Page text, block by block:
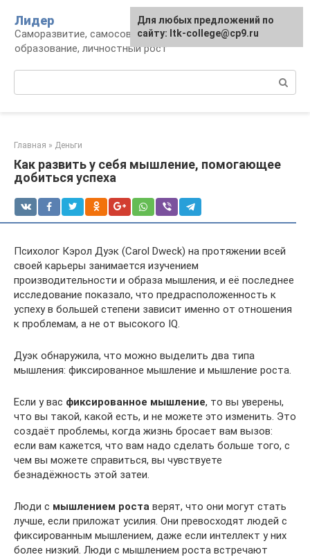
контенту
Лидер
Саморазвитие, самосовершенствование,
образование, личностный рост
Главная » Деньги
Как развить у себя мышление, помогающее
добиться успеха
Психолог Кэрол Дуэк (Carol Dweck) на протяжении всей
своей карьеры занимается изучением
производительности и образа мышления, и её последнее
исследование показало, что предрасположенность к
успеху в большей степени зависит именно от отношения
к проблемам, а не от высокого IQ.
Дуэк обнаружила, что можно выделить два типа
мышления: фиксированное мышление и мышление роста.
Если у вас фиксированное мышление, то вы уверены,
что вы такой, какой есть, и не можете это изменить. Это
создаёт проблемы, когда жизнь бросает вам вызов:
если вам кажется, что вам надо сделать больше того, с
чем вы можете справиться, вы чувствуете
безнадёжность этой затеи.
Люди с мышлением роста верят, что они могут стать
лучше, если приложат усилия. Они превосходят людей с
фиксированным мышлением, даже если интеллект у них
более низкий. Люди с мышлением роста встречают
Для любых предложений по
сайту: ltk-college@cp9.ru